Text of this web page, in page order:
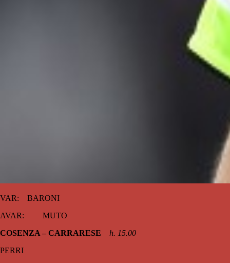
VAR: BARONI
AVAR: MUTO
COSENZA – CARRARESE h. 15.00
PERRI